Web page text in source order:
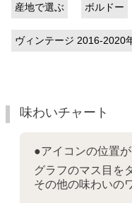
産地で選ぶ ボルドー
ヴィンテージ 2016-2020
味わいチャート
●アイコンの位置
グラフのマス目を
その他の味わいの